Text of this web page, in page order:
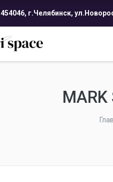
454046, г.Челябинск,